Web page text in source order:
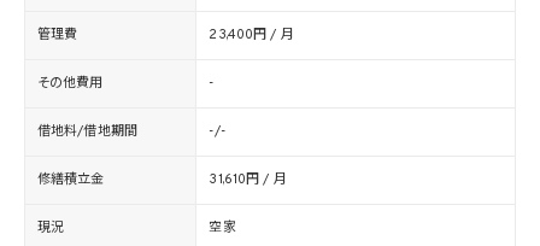
管理費 23,400円 / 月
その他費用 -
借地料/借地期間 -/-
修繕積立金 31,610円 / 月
現況 空家